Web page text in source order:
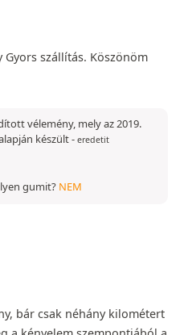
szállítás. Köszönöm
vélemény, mely az 2019.
készült- eredetit
gumit? NEM
bár csak néhány kilométert